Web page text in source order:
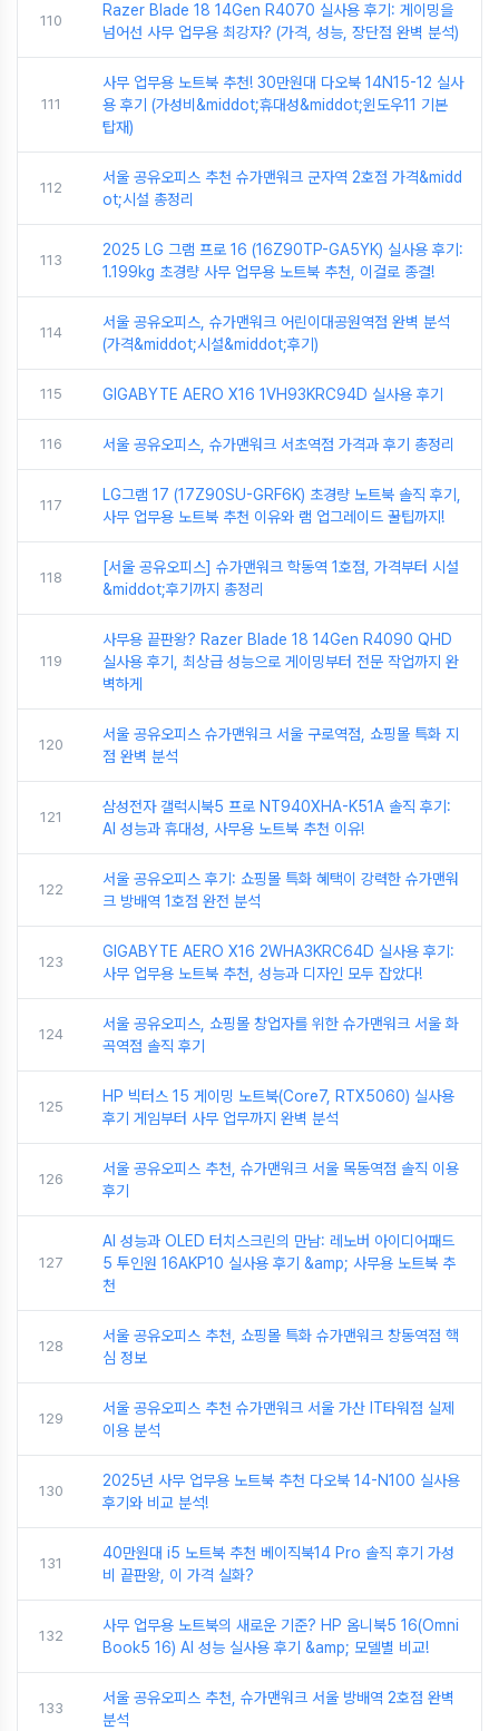
110
Razer Blade 18 14Gen R4070 실사용 후기: 게이밍을
넘어선 사무 업무용 최강자? (가격, 성능, 장단점 완벽 분석)
111
사무 업무용 노트북 추천! 30만원대 다오북 14N15-12 실사
용 후기 (가성비&middot;휴대성&middot;윈도우11 기본
탑재)
112
서울 공유오피스 추천 슈가맨워크 군자역 2호점 가격&midd
ot;시설 총정리
113
2025 LG 그램 프로 16 (16Z90TP-GA5YK) 실사용 후기:
1.199kg 초경량 사무 업무용 노트북 추천, 이걸로 종결!
114
서울 공유오피스, 슈가맨워크 어린이대공원역점 완벽 분석
(가격&middot;시설&middot;후기)
115 GIGABYTE AERO X16 1VH93KRC94D 실사용 후기
116 서울 공유오피스, 슈가맨워크 서초역점 가격과 후기 총정리
117
LG그램 17 (17Z90SU-GRF6K) 초경량 노트북 솔직 후기,
사무 업무용 노트북 추천 이유와 램 업그레이드 꿀팁까지!
118
[서울 공유오피스] 슈가맨워크 학동역 1호점, 가격부터 시설
&middot;후기까지 총정리
119
사무용 끝판왕? Razer Blade 18 14Gen R4090 QHD
실사용 후기, 최상급 성능으로 게이밍부터 전문 작업까지 완
벽하게
120
서울 공유오피스 슈가맨워크 서울 구로역점, 쇼핑몰 특화 지
점 완벽 분석
121
삼성전자 갤럭시북5 프로 NT940XHA-K51A 솔직 후기:
AI 성능과 휴대성, 사무용 노트북 추천 이유!
122
서울 공유오피스 후기: 쇼핑몰 특화 혜택이 강력한 슈가맨워
크 방배역 1호점 완전 분석
123
GIGABYTE AERO X16 2WHA3KRC64D 실사용 후기:
사무 업무용 노트북 추천, 성능과 디자인 모두 잡았다!
124
서울 공유오피스, 쇼핑몰 창업자를 위한 슈가맨워크 서울 화
곡역점 솔직 후기
125
HP 빅터스 15 게이밍 노트북(Core7, RTX5060) 실사용
후기 게임부터 사무 업무까지 완벽 분석
126
서울 공유오피스 추천, 슈가맨워크 서울 목동역점 솔직 이용
후기
127
AI 성능과 OLED 터치스크린의 만남: 레노버 아이디어패드
5 투인원 16AKP10 실사용 후기 &amp; 사무용 노트북 추
천
128
서울 공유오피스 추천, 쇼핑몰 특화 슈가맨워크 창동역점 핵
심 정보
129
서울 공유오피스 추천 슈가맨워크 서울 가산 IT타워점 실제
이용 분석
130
2025년 사무 업무용 노트북 추천 다오북 14-N100 실사용
후기와 비교 분석!
131
40만원대 i5 노트북 추천 베이직북14 Pro 솔직 후기 가성
비 끝판왕, 이 가격 실화?
132
사무 업무용 노트북의 새로운 기준? HP 옴니북5 16(Omni
Book5 16) AI 성능 실사용 후기 &amp; 모델별 비교!
133
서울 공유오피스 추천, 슈가맨워크 서울 방배역 2호점 완벽
분석